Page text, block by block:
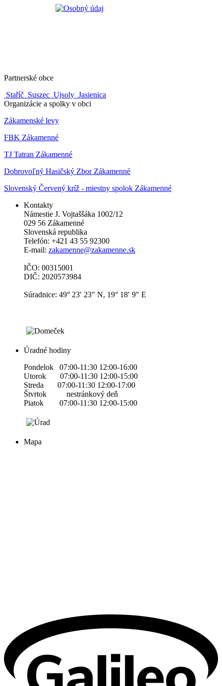
Partnerské obce
Staříč Suszec Ujsoly Jasienica
Organizácie a spolky v obci
Zákamenské levy
FBK Zákamenné
TJ Tatran Zákamenné
Dobrovoľný Hasičský Zbor Zákamenné
Slovenský Červený kríž - miestny spolok Zákamenné
Kontakty
Námestie J. Vojtaššáka 1002/12
029 56 Zákamenné
Slovenská republika
Telefón: +421 43 55 92300
E-mail: zakamenne@zakamenne.sk
IČO: 00315001
DIČ: 2020573984
Súradnice: 49° 23′ 23″ N, 19° 18′ 9″ E
Úradné hodiny
Pondelok 07:00-11:30 12:00-16:00
Utorok 07:00-11:30 12:00-15:00
Streda 07:00-11:30 12:00-17:00
Štvrtok nestránkový deň
Piatok 07:00-11:30 12:00-15:00
Mapa